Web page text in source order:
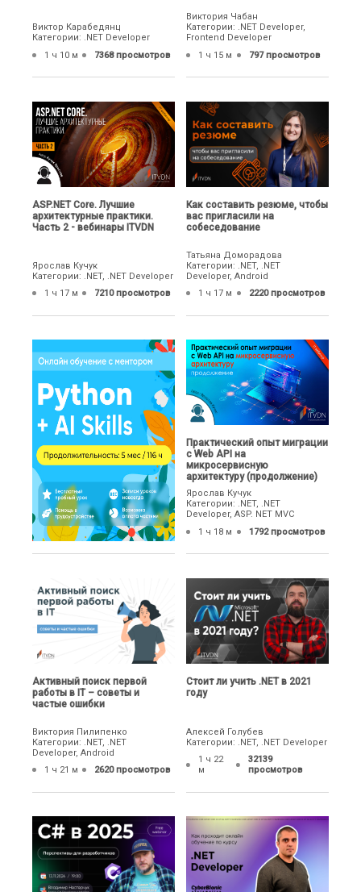
Виктор Карабедянц
Категории: .NET Developer
1 ч 10 м
7368 просмотров
Виктория Чабан
Категории: .NET Developer,
Frontend Developer
1 ч 15 м
797 просмотров
ASP.NET Core. Лучшие
архитектурные практики.
Часть 2 - вебинары ITVDN
Ярослав Кучук
Категории: .NET, .NET Developer
1 ч 17 м
7210 просмотров
Как составить резюме, чтобы
вас пригласили на
собеседование
Татьяна Доморадова
Категории: .NET, .NET
Developer, Android
1 ч 17 м
2220 просмотров
Практический опыт миграции
с Web API на
микросервисную
архитектуру (продолжение)
Ярослав Кучук
Категории: .NET, .NET
Developer, ASP. NET MVC
1 ч 18 м
1792 просмотров
Активный поиск первой
работы в IT – советы и
частые ошибки
Виктория Пилипенко
Категории: .NET, .NET
Developer, Android
1 ч 21 м
2620 просмотров
Стоит ли учить .NET в 2021
году
Алексей Голубев
Категории: .NET, .NET Developer
1 ч 22
м
32139
просмотров